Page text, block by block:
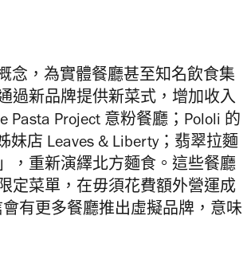
念，為實體餐廳甚至知名飲食集
過新品牌提供新菜式，增加收入
Pasta Project 意粉餐廳；Pololi 的
妹店 Leaves & Liberty；翡翠拉麵
，重新演繹北方麵食。這些餐廳
定菜單，在毋須花費額外營運成
有更多餐廳推出虛擬品牌，意味